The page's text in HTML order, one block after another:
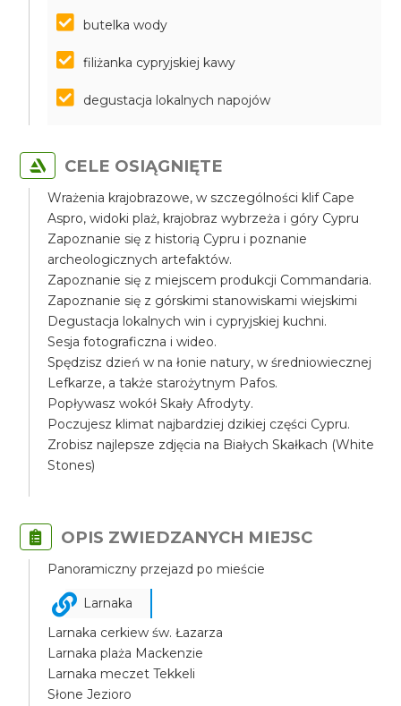
butelka wody
filiżanka cypryjskiej kawy
degustacja lokalnych napojów
CELE OSIĄGNIĘTE
Wrażenia krajobrazowe, w szczególności klif Cape
Aspro, widoki plaż, krajobraz wybrzeża i góry Cypru
Zapoznanie się z historią Cypru i poznanie
archeologicznych artefaktów.
Zapoznanie się z miejscem produkcji Commandaria.
Zapoznanie się z górskimi stanowiskami wiejskimi
Degustacja lokalnych win i cypryjskiej kuchni.
Sesja fotograficzna i wideo.
Spędzisz dzień w na łonie natury, w średniowiecznej
Lefkarze, a także starożytnym Pafos.
Popływasz wokół Skały Afrodyty.
Poczujesz klimat najbardziej dzikiej części Cypru.
Zrobisz najlepsze zdjęcia na Białych Skałkach (White
Stones)
OPIS ZWIEDZANYCH MIEJSC
Panoramiczny przejazd po mieście
Larnaka
Larnaka cerkiew św. Łazarza
Larnaka plaża Mackenzie
Larnaka meczet Tekkeli
Słone Jezioro